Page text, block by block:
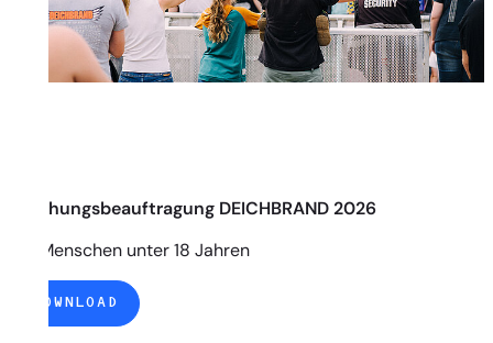
Erziehungsbeauftragung DEICHBRAND 2026
Für Menschen unter 18 Jahren
DOWNLOAD